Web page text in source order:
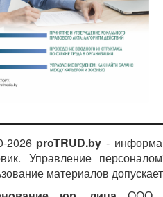
2026 proTRUD.by -
Управление
материалов